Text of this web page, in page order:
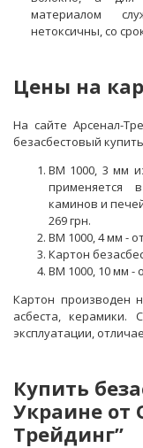
материалом
нетоксичны, со
Цены на
На сайте Арсенал-
безасбестовый
ВМ 1000, 3 мм
применяется
каминов и
269 грн.
ВМ 1000, 4 мм -
Картон
ВМ 1000, 10 мм -
Картон производен
асбеста, керамики.
эксплуатации,
Купить
Украине от
Трейдинг”